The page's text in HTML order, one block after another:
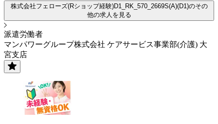
株式会社フェローズ(Rショップ経験)D1_RK_570_2669S(A)(D1)のその
他の求人を見る
派遣労働者
マンパワーグループ株式会社 ケアサービス事業部(介護) 大
宮支店